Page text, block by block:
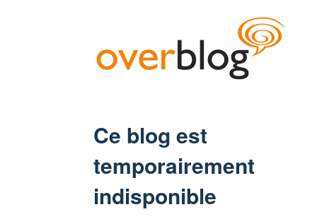
Ce blog est
temporairement
indisponible